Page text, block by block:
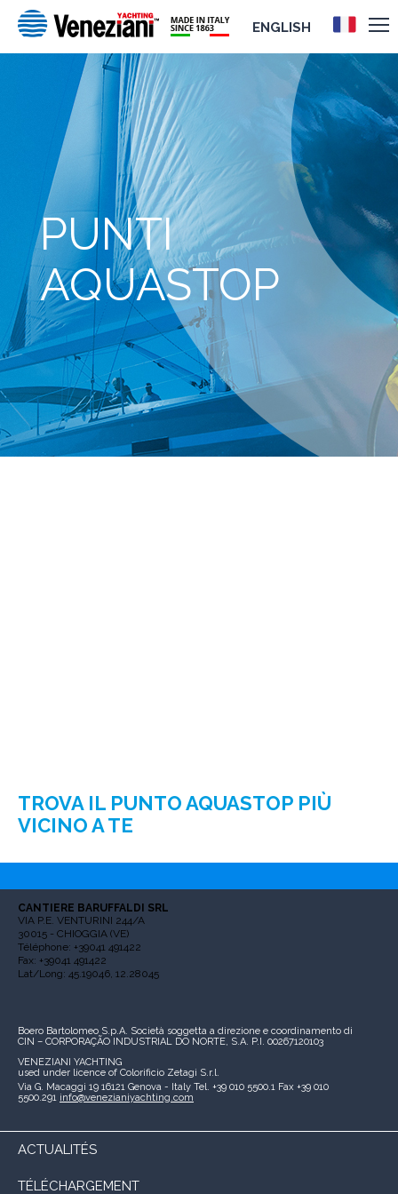
ENGLISH
PUNTI
AQUASTOP
TROVA IL PUNTO AQUASTOP PIÙ
VICINO A TE
CANTIERE BARUFFALDI SRL
VIA P.E. VENTURINI 244/A
30015 - CHIOGGIA (VE)
Téléphone: +39041 491422
Fax: +39041 491422
Lat/Long: 45.19046, 12.28045
Boero Bartolomeo S.p.A. Società soggetta a direzione e coordinamento di
CIN – CORPORAÇÃO INDUSTRIAL DO NORTE, S.A. P.I. 00267120103
VENEZIANI YACHTING
used under licence of Colorificio Zetagi S.r.l.
Via G. Macaggi 19 16121 Genova - Italy Tel. +39 010 5500.1 Fax +39 010
5500.291 info@venezianiyachting.com
ACTUALITÉS
TÉLÉCHARGEMENT